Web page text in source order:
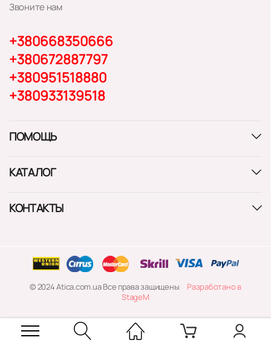
Звоните нам
+380668350666
+380672887797
+380951518880
+380933139518
ПОМОЩЬ
КАТАЛОГ
КОНТАКТЫ
© 2024 Atica.com.ua Все права защищены
Разработано в
StageM